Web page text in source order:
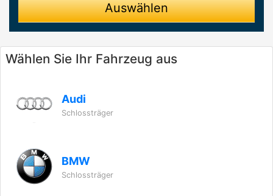
Auswählen
Wählen Sie Ihr Fahrzeug aus
Audi
Schlossträger
BMW
Schlossträger